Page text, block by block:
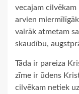
vecajam cilvēkam
arvien
vairāk atmetam
skaudību,
Tāda ir pareiza
zīme ir ūdens
cilvēkam netiek